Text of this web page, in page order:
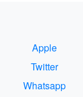
Apple
Twitter
Whatsapp